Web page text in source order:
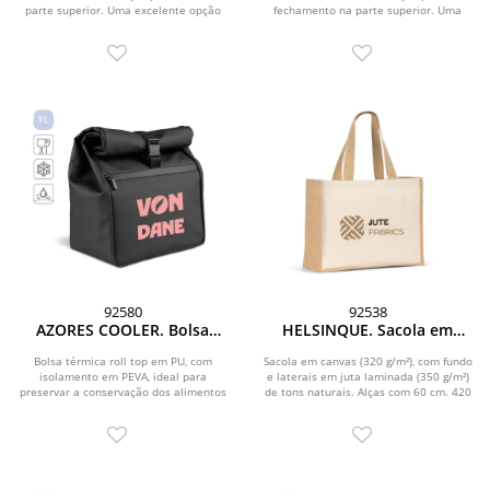
parte superior. Uma excelente opção
fechamento na parte superior. Uma
92580
AZORES COOLER. Bolsa
isolamento em PEVA (7L)
Bolsa térmica roll top em PU, com
isolamento em PEVA, ideal para
preservar a conservação dos alimentos
92538
HELSINQUE. Sacola em
fundo e laterais em juta
laminada (350 g/m²) de tons
naturais
Sacola em canvas (320 g/m²), com fundo
e laterais em juta laminada (350 g/m²)
de tons naturais. Alças com 60 cm. 420